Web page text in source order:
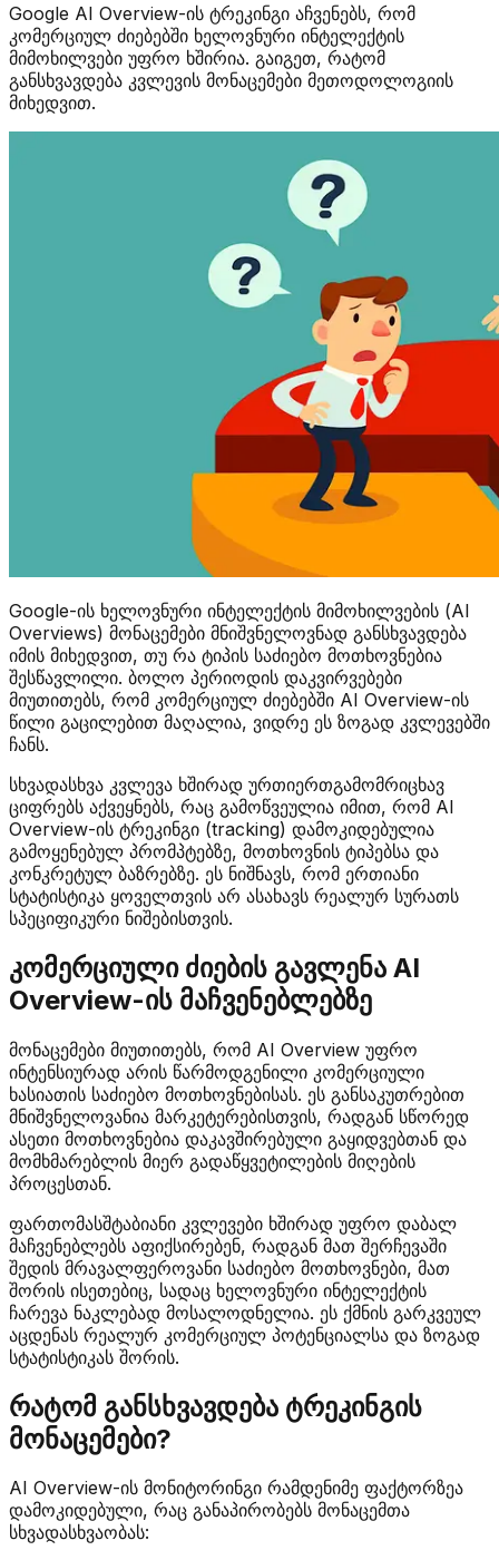
Google AI Overview-ის ტრეკინგი აჩვენებს, რომ
კომერციულ ძიებებში ხელოვნური ინტელექტის
მიმოხილვები უფრო ხშირია. გაიგეთ, რატომ
განსხვავდება კვლევის მონაცემები მეთოდოლოგიის
მიხედვით.
Google-ის ხელოვნური ინტელექტის მიმოხილვების (AI
Overviews) მონაცემები მნიშვნელოვნად განსხვავდება
იმის მიხედვით, თუ რა ტიპის საძიებო მოთხოვნებია
შესწავლილი. ბოლო პერიოდის დაკვირვებები
მიუთითებს, რომ კომერციულ ძიებებში AI Overview-ის
წილი გაცილებით მაღალია, ვიდრე ეს ზოგად კვლევებში
ჩანს.
სხვადასხვა კვლევა ხშირად ურთიერთგამომრიცხავ
ციფრებს აქვეყნებს, რაც გამოწვეულია იმით, რომ AI
Overview-ის ტრეკინგი (tracking) დამოკიდებულია
გამოყენებულ პრომპტებზე, მოთხოვნის ტიპებსა და
კონკრეტულ ბაზრებზე. ეს ნიშნავს, რომ ერთიანი
სტატისტიკა ყოველთვის არ ასახავს რეალურ სურათს
სპეციფიკური ნიშებისთვის.
კომერციული ძიების გავლენა AI
Overview-ის მაჩვენებლებზე
მონაცემები მიუთითებს, რომ AI Overview უფრო
ინტენსიურად არის წარმოდგენილი კომერციული
ხასიათის საძიებო მოთხოვნებისას. ეს განსაკუთრებით
მნიშვნელოვანია მარკეტერებისთვის, რადგან სწორედ
ასეთი მოთხოვნებია დაკავშირებული გაყიდვებთან და
მომხმარებლის მიერ გადაწყვეტილების მიღების
პროცესთან.
ფართომასშტაბიანი კვლევები ხშირად უფრო დაბალ
მაჩვენებლებს აფიქსირებენ, რადგან მათ შერჩევაში
შედის მრავალფეროვანი საძიებო მოთხოვნები, მათ
შორის ისეთებიც, სადაც ხელოვნური ინტელექტის
ჩარევა ნაკლებად მოსალოდნელია. ეს ქმნის გარკვეულ
აცდენას რეალურ კომერციულ პოტენციალსა და ზოგად
სტატისტიკას შორის.
რატომ განსხვავდება ტრეკინგის
მონაცემები?
AI Overview-ის მონიტორინგი რამდენიმე ფაქტორზეა
დამოკიდებული, რაც განაპირობებს მონაცემთა
სხვადასხვაობას: